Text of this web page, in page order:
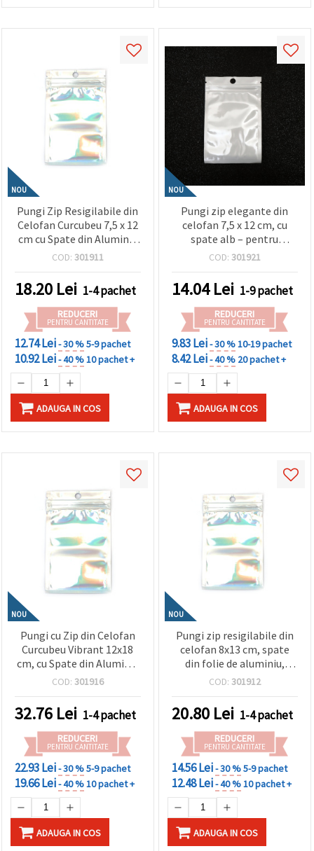
NOU
Pungi Zip Resigilabile din
Celofan Curcubeu 7,5 x 12
cm cu Spate din Aluminiu
– Ambalaj Atragător și
COD: 301911
18.20 Lei 1-4 pachet
REDUCERI
PENTRU CANTITATE
12.74 Lei- 30 %5-9 pachet
10.92 Lei- 40 %10 pachet +
ADAUGA IN COS
NOU
Pungi zip elegante din
celofan 7,5 x 12 cm, cu
spate alb – pentru
ambalare curată, durabilă
COD: 301921
14.04Lei 1-9 pachet
REDUCERI
PENTRU CANTITATE
9.83 Lei- 30 %10-19 pachet
8.42 Lei- 40 % 20 pachet +
ADAUGA IN COS
NOU
Pungi cu Zip din Celofan
Curcubeu Vibrant 12x18
cm, cu Spate din Aluminiu
– Ambalaj Rezistent,
100
COD: 301916
32.76 Lei 1-4 pachet
REDUCERI
PENTRU CANTITATE
22.93 Lei- 30 %5-9 pachet
19.66 Lei- 40 %10 pachet +
ADAUGA IN COS
NOU
Pungi zip resigilabile din
celofan 8x13 cm, spate
din folie de aluminiu,
culoare curcubeu –
atrăgător, set 100 bucăți
COD: 301912
20.80 Lei 1-4 pachet
REDUCERI
PENTRU CANTITATE
14.56 Lei- 30 %5-9 pachet
12.48 Lei- 40 %10 pachet +
ADAUGA IN COS